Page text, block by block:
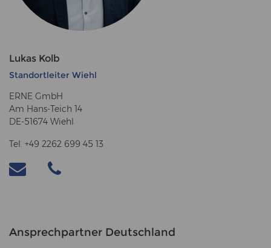
Lukas Kolb
Standortleiter Wiehl
ERNE GmbH
Am Hans-Teich 14
DE-51674 Wiehl
Tel. +49 2262 699 45 13
An­sprech­part­ner Deutsch­land